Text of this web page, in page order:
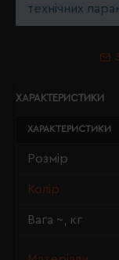
технічних
ХАРАКТЕРИСТИКИ
ХАРАКТЕРИСТИКИ
Розмір
Колір
Вага ~, кг